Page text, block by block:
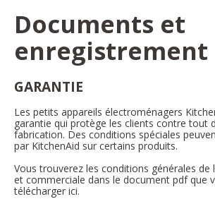
Documents et
enregistrement
GARANTIE
Les petits appareils électroménagers
garantie qui protège les clients contre tout
fabrication. Des conditions spéciales
par KitchenAid sur certains produits.
Vous trouverez les conditions générales de
et commerciale dans le document pdf que
télécharger ici.